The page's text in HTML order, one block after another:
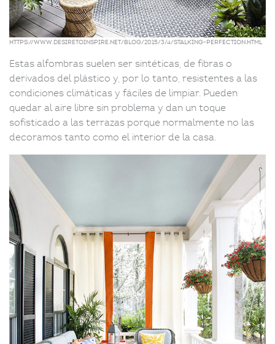
https://www.desiretoinspire.net/blog/2015/3/4/stalking-perfection.html
Estas alfombras suelen ser sintéticas, de fibras o
derivados del plástico y, por lo tanto, resistentes a las
condiciones climáticas y fáciles de limpiar. Pueden
quedar al aire libre sin problema y dan un toque
sofisticado a las terrazas porque normalmente no las
decoramos tanto como el interior de la casa.